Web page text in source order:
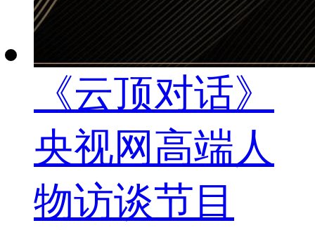
《云顶对话》
央视网高端人
物访谈节目